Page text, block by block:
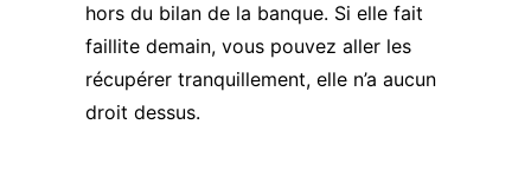
hors du bilan de la banque. Si elle fait
faillite demain, vous pouvez aller les
récupérer tranquillement, elle n’a aucun
droit dessus.